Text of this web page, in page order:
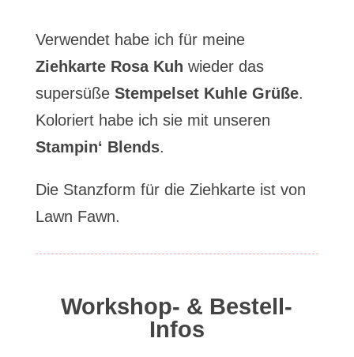
Verwendet habe ich für meine
Ziehkarte Rosa Kuh wieder das
supersüße Stempelset Kuhle Grüße.
Koloriert habe ich sie mit unseren
Stampin‘ Blends.
Die Stanzform für die Ziehkarte ist von
Lawn Fawn.
Workshop- & Bestell-
Infos